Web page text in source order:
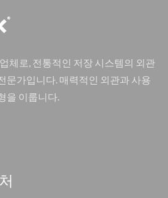
체로, 전통적인 저장 시스템의 외관
문가입니다. 매력적인 외관과 사용
을 이룹니다.